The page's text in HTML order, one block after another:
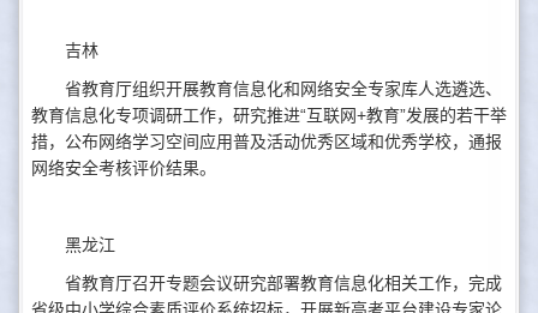
吉林
省教育厅组织开展教育信息化和网络安全专家库人选遴选、
教育信息化专项调研工作，研究推进“互联网+教育”发展的若干举
措，公布网络学习空间应用普及活动优秀区域和优秀学校，通报
网络安全考核评价结果。
黑龙江
省教育厅召开专题会议研究部署教育信息化相关工作，完成